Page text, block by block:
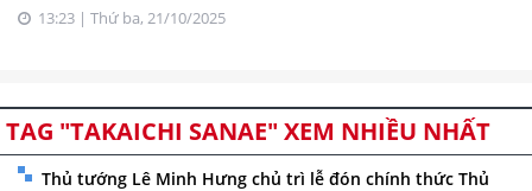
13:23 | Thứ ba, 21/10/2025
TAG "TAKAICHI SANAE" XEM NHIỀU NHẤT
Thủ tướng Lê Minh Hưng chủ trì lễ đón chính thức Thủ